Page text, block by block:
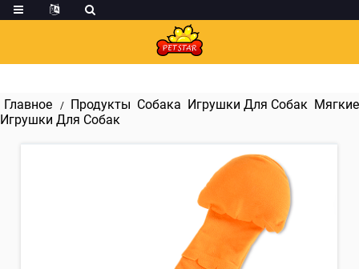
Главное Продукты Собака Игрушки Для Собак Мягкие
Игрушки Для Собак